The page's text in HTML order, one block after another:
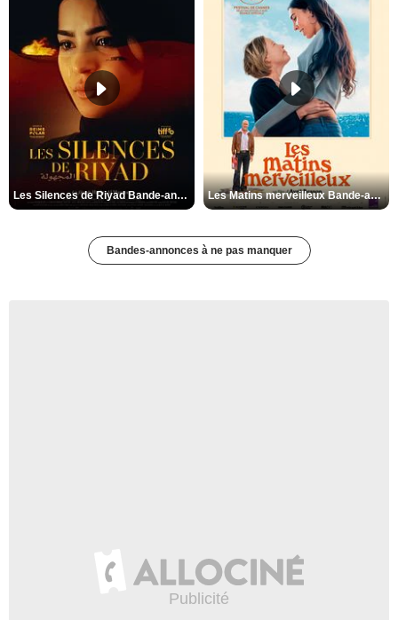
Les Silences de Riyad Bande-annonce VO STFR Les Matins merveilleux Bande-annonce VF
Bandes-annonces à ne pas manquer